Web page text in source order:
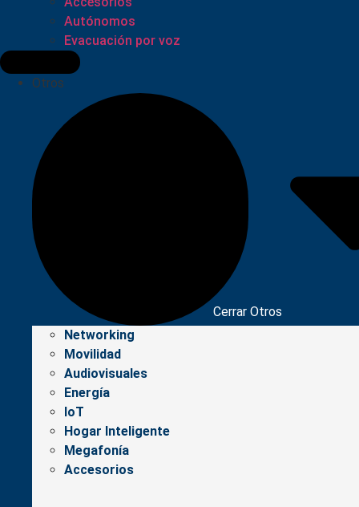
Autónomos
Evacuación por voz
Otros
Cerrar Otros
Networking
Movilidad
Audiovisuales
Energía
IoT
Hogar Inteligente
Megafonía
Accesorios